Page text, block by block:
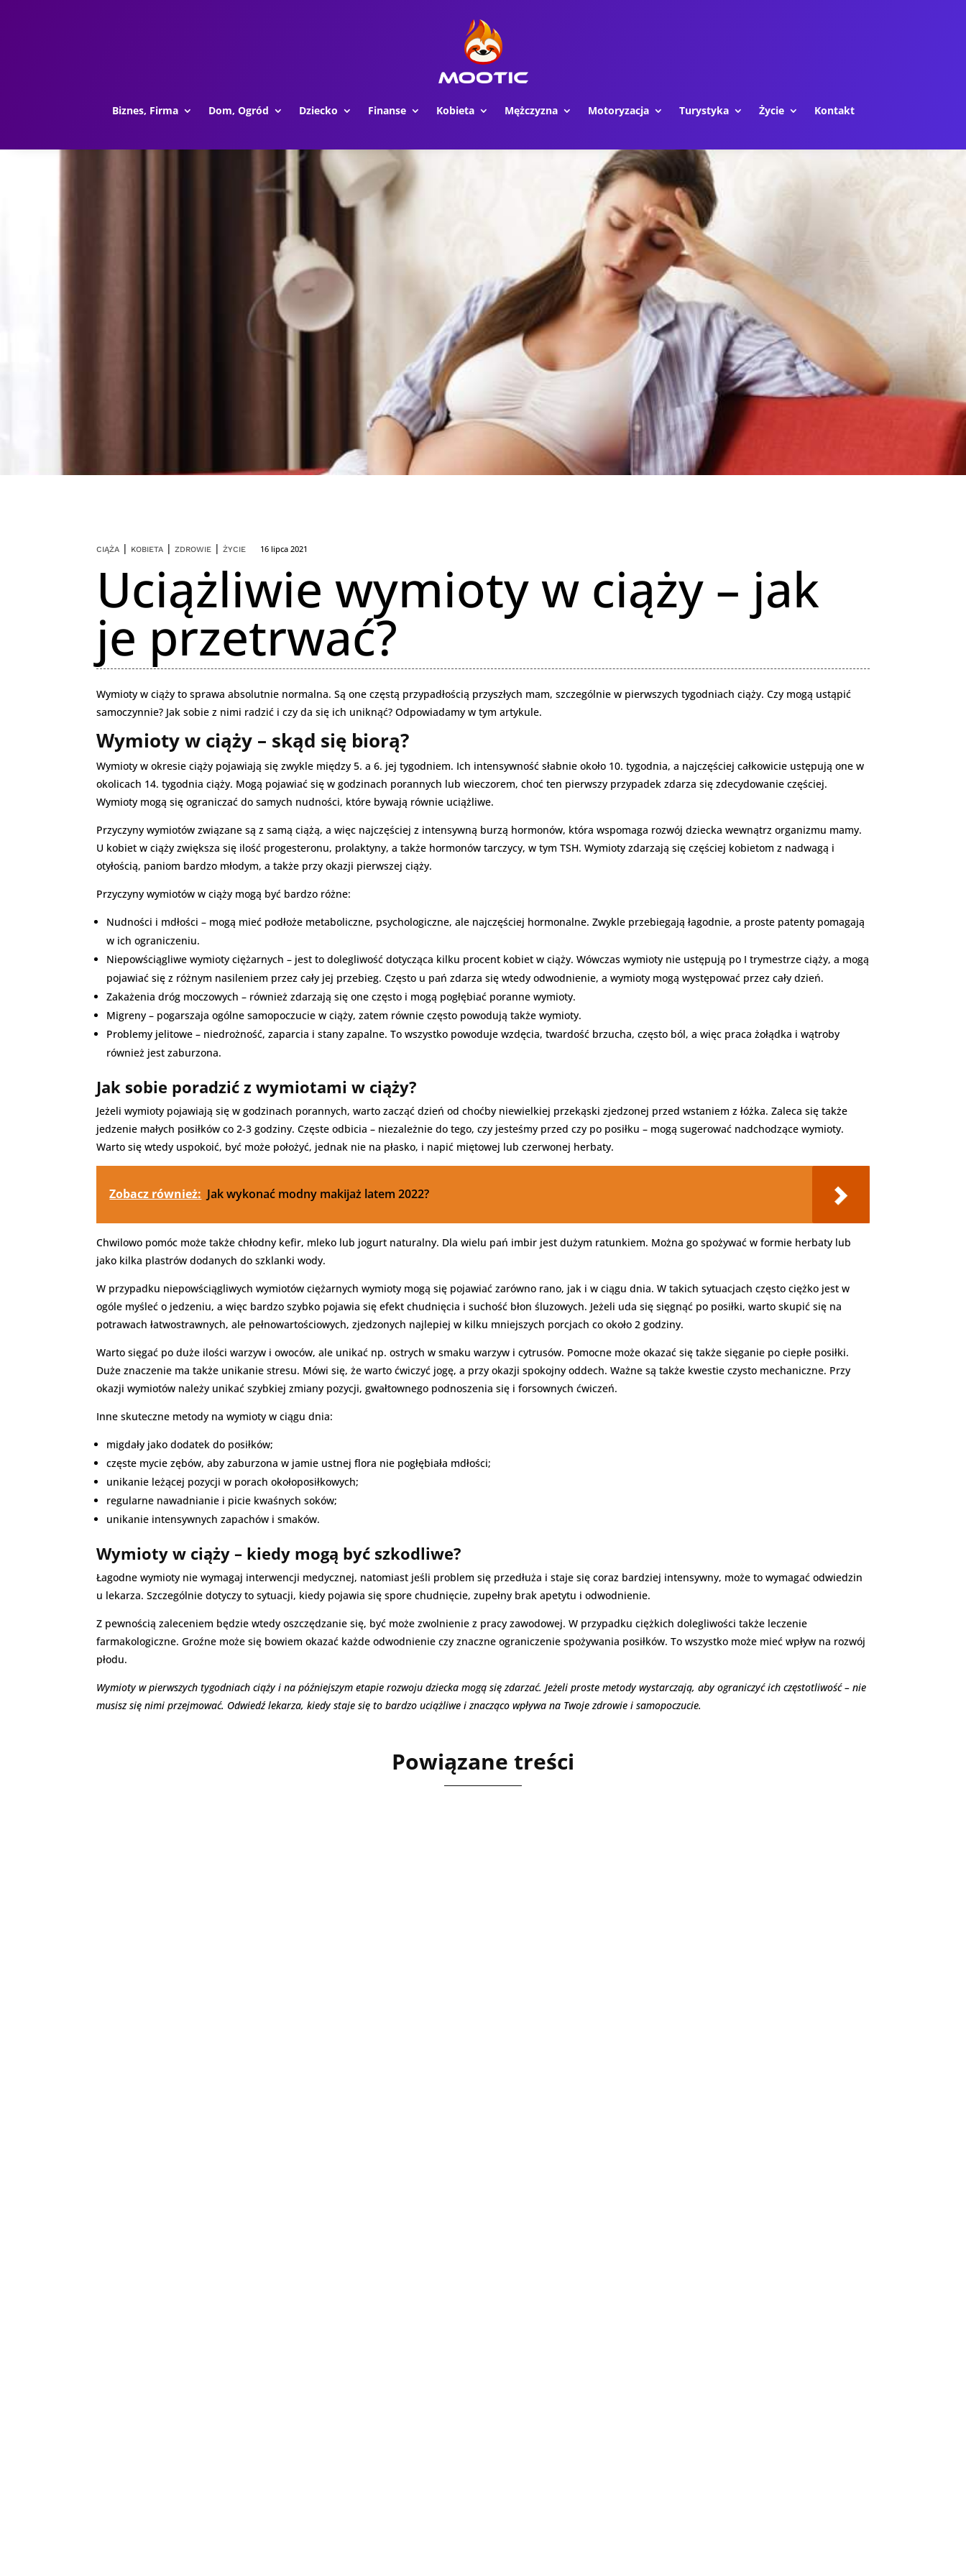
Biznes, Firma Dom, Ogród Dziecko Finanse Kobieta Mężczyzna Motoryzacja Turystyka Życie Kontakt
CIĄŻA | KOBIETA |ZDROWIE |ŻYCIE 16 lipca 2021
Uciążliwie wymioty w ciąży – jak
je przetrwać?
Wymioty w ciąży to sprawa absolutnie normalna. Są one częstą przypadłością przyszłych mam, szczególnie w pierwszych tygodniach ciąży. Czy mogą ustąpić
samoczynnie? Jak sobie z nimi radzić i czy da się ich uniknąć? Odpowiadamy w tym artykule.
Wymioty w ciąży – skąd się biorą?
Wymioty w okresie ciąży pojawiają się zwykle między 5. a 6. jej tygodniem. Ich intensywność słabnie około 10. tygodnia, a najczęściej całkowicie ustępują one w
okolicach 14. tygodnia ciąży. Mogą pojawiać się w godzinach porannych lub wieczorem, choć ten pierwszy przypadek zdarza się zdecydowanie częściej.
Wymioty mogą się ograniczać do samych nudności, które bywają równie uciążliwe.
Przyczyny wymiotów związane są z samą ciążą, a więc najczęściej z intensywną burzą hormonów, która wspomaga rozwój dziecka wewnątrz organizmu mamy.
U kobiet w ciąży zwiększa się ilość progesteronu, prolaktyny, a także hormonów tarczycy, w tym TSH. Wymioty zdarzają się częściej kobietom z nadwagą i
otyłością, paniom bardzo młodym, a także przy okazji pierwszej ciąży.
Przyczyny wymiotów w ciąży mogą być bardzo różne:
Nudności i mdłości – mogą mieć podłoże metaboliczne, psychologiczne, ale najczęściej hormonalne. Zwykle przebiegają łagodnie, a proste patenty pomagają
w ich ograniczeniu.
Niepowściągliwe wymioty ciężarnych – jest to dolegliwość dotycząca kilku procent kobiet w ciąży. Wówczas wymioty nie ustępują po I trymestrze ciąży, a mogą
pojawiać się z różnym nasileniem przez cały jej przebieg. Często u pań zdarza się wtedy odwodnienie, a wymioty mogą występować przez cały dzień.
Zakażenia dróg moczowych – również zdarzają się one często i mogą pogłębiać poranne wymioty.
Migreny – pogarszaja ogólne samopoczucie w ciąży, zatem równie często powodują także wymioty.
Problemy jelitowe – niedrożność, zaparcia i stany zapalne. To wszystko powoduje wzdęcia, twardość brzucha, często ból, a więc praca żołądka i wątroby
również jest zaburzona.
Jak sobie poradzić z wymiotami w ciąży?
Jeżeli wymioty pojawiają się w godzinach porannych, warto zacząć dzień od choćby niewielkiej przekąski zjedzonej przed wstaniem z łóżka. Zaleca się także
jedzenie małych posiłków co 2-3 godziny. Częste odbicia – niezależnie do tego, czy jesteśmy przed czy po posiłku – mogą sugerować nadchodzące wymioty.
Warto się wtedy uspokoić, być może położyć, jednak nie na płasko, i napić miętowej lub czerwonej herbaty.
Zobacz również: Jak wykonać modny makijaż latem 2022?
Chwilowo pomóc może także chłodny kefir, mleko lub jogurt naturalny. Dla wielu pań imbir jest dużym ratunkiem. Można go spożywać w formie herbaty lub
jako kilka plastrów dodanych do szklanki wody.
W przypadku niepowściągliwych wymiotów ciężarnych wymioty mogą się pojawiać zarówno rano, jak i w ciągu dnia. W takich sytuacjach często ciężko jest w
ogóle myśleć o jedzeniu, a więc bardzo szybko pojawia się efekt chudnięcia i suchość błon śluzowych. Jeżeli uda się sięgnąć po posiłki, warto skupić się na
potrawach łatwostrawnych, ale pełnowartościowych, zjedzonych najlepiej w kilku mniejszych porcjach co około 2 godziny.
Warto sięgać po duże ilości warzyw i owoców, ale unikać np. ostrych w smaku warzyw i cytrusów. Pomocne może okazać się także sięganie po ciepłe posiłki.
Duże znaczenie ma także unikanie stresu. Mówi się, że warto ćwiczyć jogę, a przy okazji spokojny oddech. Ważne są także kwestie czysto mechaniczne. Przy
okazji wymiotów należy unikać szybkiej zmiany pozycji, gwałtownego podnoszenia się i forsownych ćwiczeń.
Inne skuteczne metody na wymioty w ciągu dnia:
migdały jako dodatek do posiłków;
częste mycie zębów, aby zaburzona w jamie ustnej flora nie pogłębiała mdłości;
unikanie leżącej pozycji w porach okołoposiłkowych;
regularne nawadnianie i picie kwaśnych soków;
unikanie intensywnych zapachów i smaków.
Wymioty w ciąży – kiedy mogą być szkodliwe?
Łagodne wymioty nie wymagaj interwencji medycznej, natomiast jeśli problem się przedłuża i staje się coraz bardziej intensywny, może to wymagać odwiedzin
u lekarza. Szczególnie dotyczy to sytuacji, kiedy pojawia się spore chudnięcie, zupełny brak apetytu i odwodnienie.
Z pewnością zaleceniem będzie wtedy oszczędzanie się, być może zwolnienie z pracy zawodowej. W przypadku ciężkich dolegliwości także leczenie
farmakologiczne. Groźne może się bowiem okazać każde odwodnienie czy znaczne ograniczenie spożywania posiłków. To wszystko może mieć wpływ na rozwój
płodu.
Wymioty w pierwszych tygodniach ciąży i na późniejszym etapie rozwoju dziecka mogą się zdarzać. Jeżeli proste metody wystarczają, aby ograniczyć ich częstotliwość – nie
musisz się nimi przejmować. Odwiedź lekarza, kiedy staje się to bardzo uciążliwe i znacząco wpływa na Twoje zdrowie i samopoczucie.
Powiązane treści